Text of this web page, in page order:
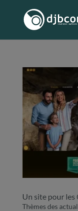
Un site pour les
Thèmes des